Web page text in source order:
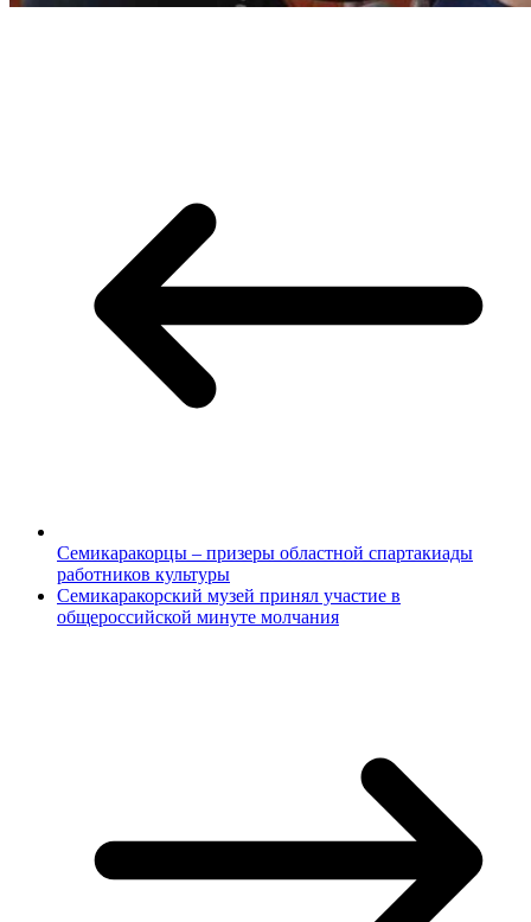
Семикаракорцы – призеры областной спартакиады
работников культуры
Семикаракорский музей принял участие в
общероссийской минуте молчания